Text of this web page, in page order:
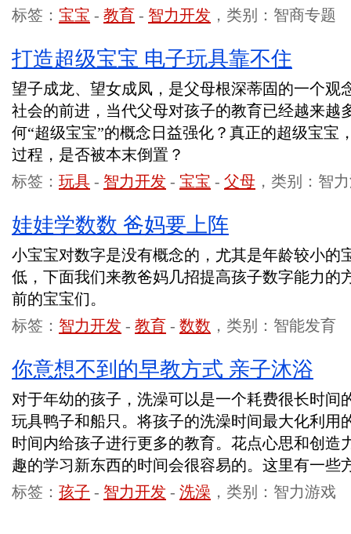
标签： 宝宝 - 教育 - 智力开发 ，类别：智商专题
打造超级宝宝 电子玩具靠不住
望子成龙、望女成凤，是父母根深蒂固的一个观
社会的前进，当代父母对孩子的教育已经越来越
何“超级宝宝”的概念日益强化？真正的超级宝宝
过程，是否被本末倒置？
标签： 玩具 - 智力开发 - 宝宝 - 父母 ，类别：智
娃娃学数数 爸妈要上阵
小宝宝对数字是没有概念的，尤其是年龄较小的
低，下面我们来教爸妈几招提高孩子数字能力的
前的宝宝们。
标签： 智力开发 - 教育 - 数数 ，类别：智能发育
你意想不到的早教方式 亲子沐浴
对于年幼的孩子，洗澡可以是一个耗费很长时间
玩具鸭子和船只。将孩子的洗澡时间最大化利用
时间内给孩子进行更多的教育。花点心思和创造
趣的学习新东西的时间会很容易的。这里有一些
标签： 孩子 - 智力开发 - 洗澡 ，类别：智力游戏